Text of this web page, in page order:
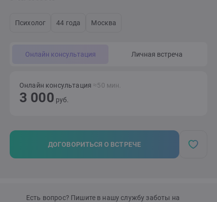
Психолог 44 года Москва
Онлайн консультация Личная встреча
Онлайн консультация ≈50 мин.
3 000 руб.
ДОГОВОРИТЬСЯ О ВСТРЕЧЕ
Есть вопрос? Пишите в нашу службу заботы на